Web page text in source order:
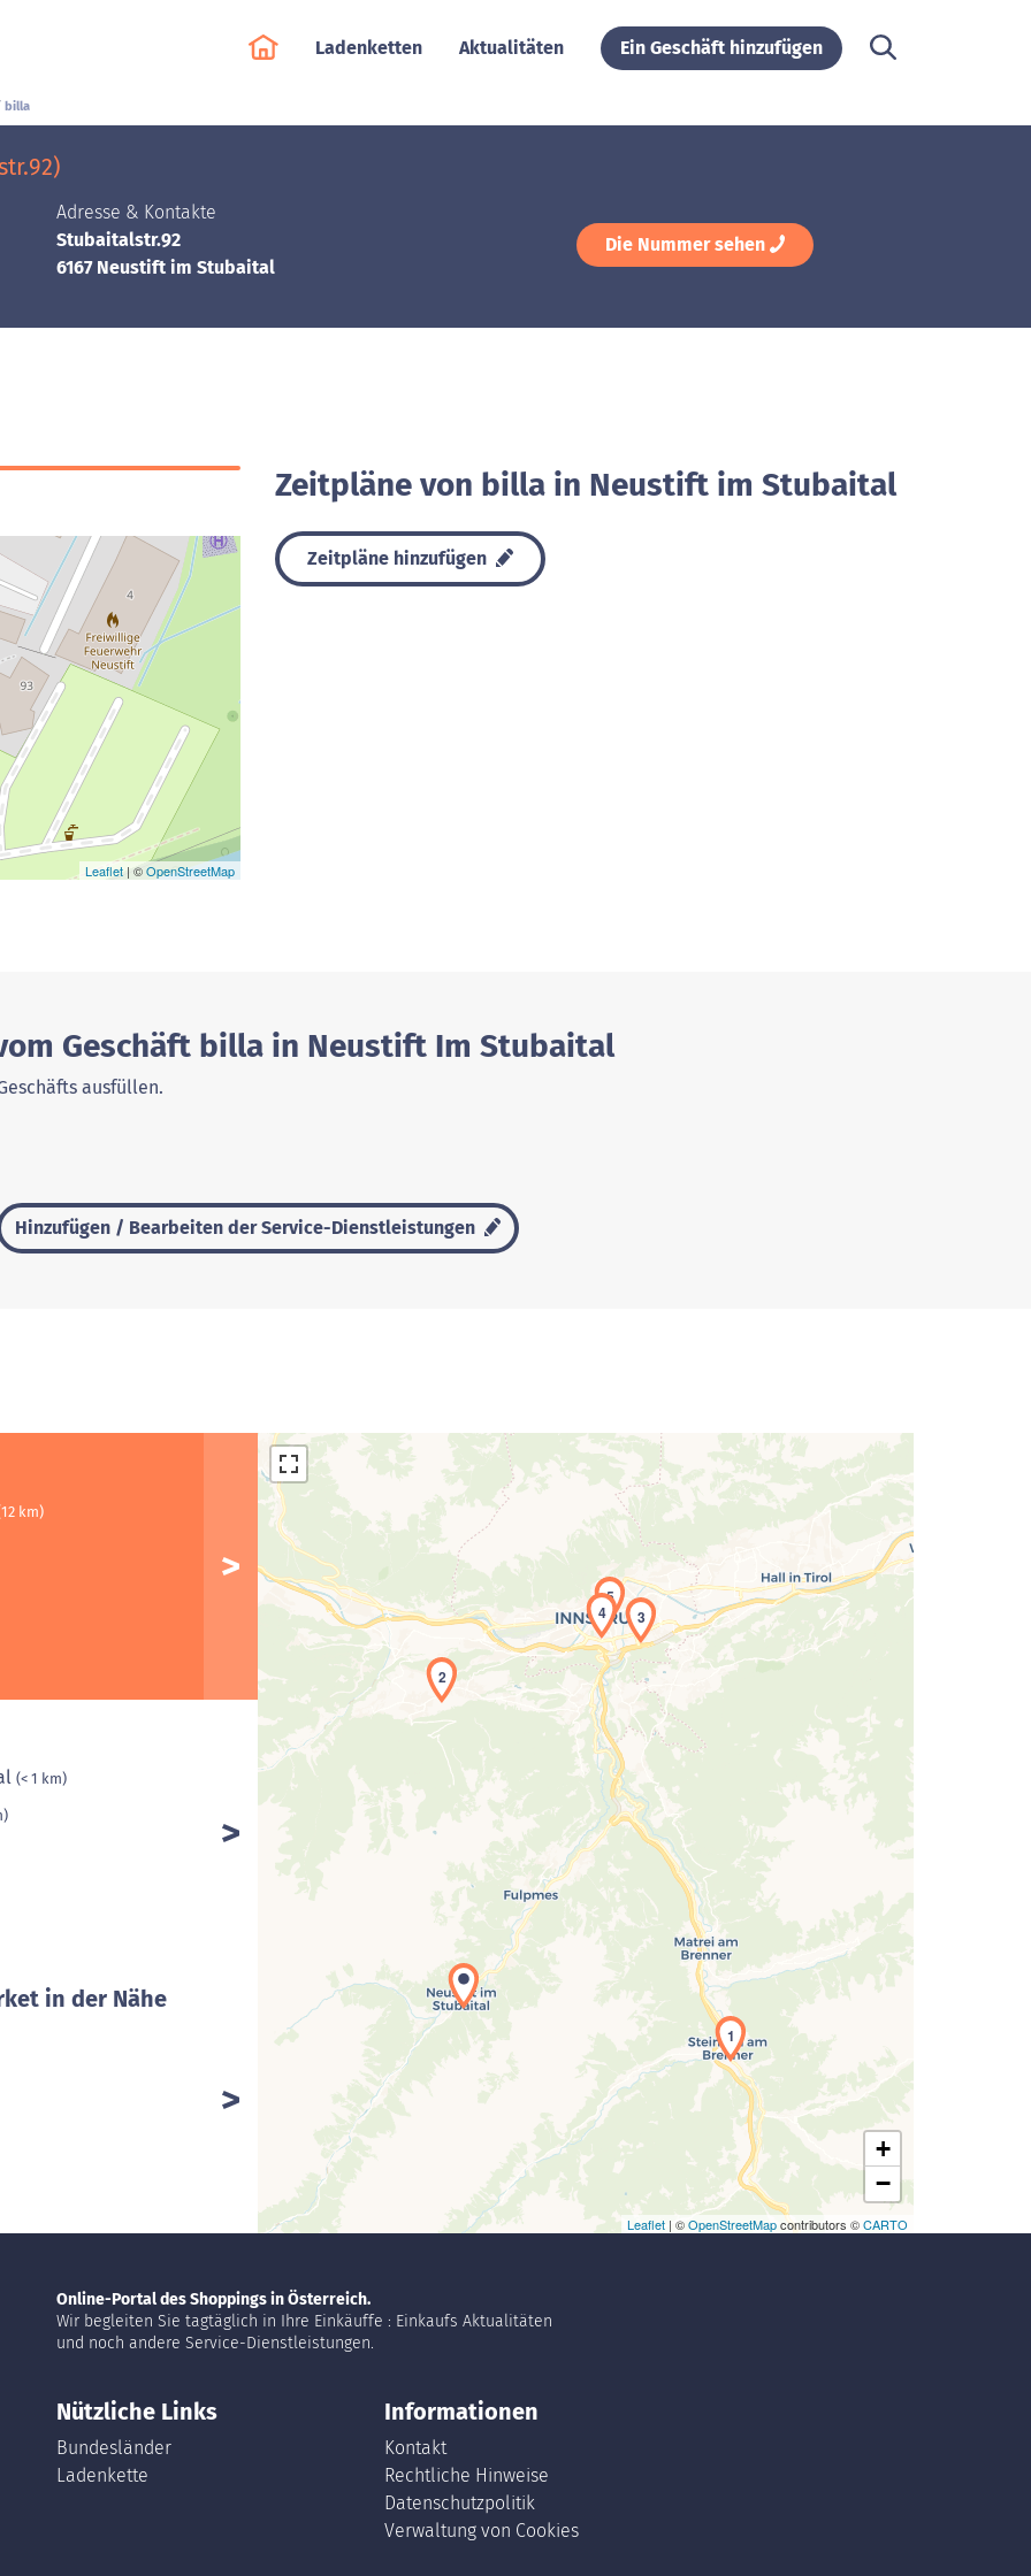
Ladenketten Aktualitäten Ein Geschäft hinzufügen
billa
Adresse & Kontakte
Stubaitalstr.92
6167 Neustift im Stubaital
Die Nummer sehen
Leaflet | ©OpenStreetMap
Zeitpläne von billa in Neustift im Stubaital
Zeitpläne hinzufügen
Geschäft billa in Neustift Im Stubaital
ausfüllen.
Hinzufügen / Bearbeiten der Service-Dienstleistungen
km)
(< 1 km)
in der Nähe
Laden der Karte...
1
2
3
4
5
+
−
Leaflet | ©OpenStreetMapcontributors ©CARTO
Online-Portal des Shoppings in Österreich.
Wir begleiten Sie tagtäglich in Ihre Einkäuffe : Einkaufs Aktualitäten
und noch andere Service-Dienstleistungen.
Nützliche Links
Bundesländer
Ladenkette
Informationen
Kontakt
Rechtliche Hinweise
Datenschutzpolitik
Verwaltung von Cookies